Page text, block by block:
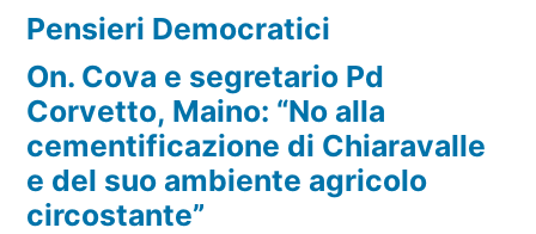
Pensieri Democratici
On. Cova e segretario Pd
Corvetto, Maino: “No alla
cementificazione di Chiaravalle
e del suo ambiente agricolo
circostante”